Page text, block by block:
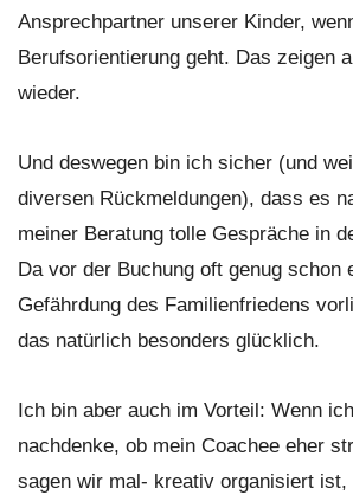
Ansprechpartner unserer Kinder,
Berufsorientierung geht. Das zeigen
wieder.
Und deswegen bin ich sicher (und
diversen Rückmeldungen), dass es
meiner Beratung tolle Gespräche in
Da vor der Buchung oft genug schon
Gefährdung des Familienfriedens
das natürlich besonders glücklich.
Ich bin aber auch im Vorteil: Wenn
nachdenke, ob mein Coachee eher
sagen wir mal- kreativ organisiert